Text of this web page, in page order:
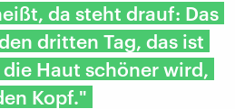
da steht drauf: Das
dritten Tag, das ist
Haut schöner wird,
Kopf."